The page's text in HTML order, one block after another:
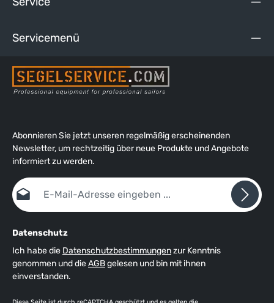
Servicemenü
Abonnieren Sie jetzt unseren regelmäßig erscheinenden
Newsletter, um rechtzeitig über neue Produkte und Angebote
informiert zu werden.
E-Mail-Adresse*
Datenschutz
Ich habe die Datenschutzbestimmungenzur Kenntnis
genommen und dieAGBgelesen und bin mit ihnen
einverstanden.